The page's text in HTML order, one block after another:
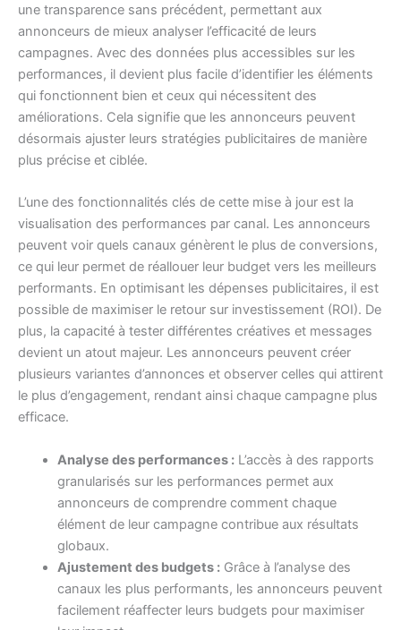
une transparence sans précédent, permettant aux
annonceurs de mieux analyser l’efficacité de leurs
campagnes. Avec des données plus accessibles sur les
performances, il devient plus facile d’identifier les éléments
qui fonctionnent bien et ceux qui nécessitent des
améliorations. Cela signifie que les annonceurs peuvent
désormais ajuster leurs stratégies publicitaires de manière
plus précise et ciblée.
L’une des fonctionnalités clés de cette mise à jour est la
visualisation des performances par canal. Les annonceurs
peuvent voir quels canaux génèrent le plus de conversions,
ce qui leur permet de réallouer leur budget vers les meilleurs
performants. En optimisant les dépenses publicitaires, il est
possible de maximiser le retour sur investissement (ROI). De
plus, la capacité à tester différentes créatives et messages
devient un atout majeur. Les annonceurs peuvent créer
plusieurs variantes d’annonces et observer celles qui attirent
le plus d’engagement, rendant ainsi chaque campagne plus
efficace.
Analyse des performances :L’accès à des rapports
granularisés sur les performances permet aux
annonceurs de comprendre comment chaque
élément de leur campagne contribue aux résultats
globaux.
Ajustement des budgets :Grâce à l’analyse des
canaux les plus performants, les annonceurs peuvent
facilement réaffecter leurs budgets pour maximiser